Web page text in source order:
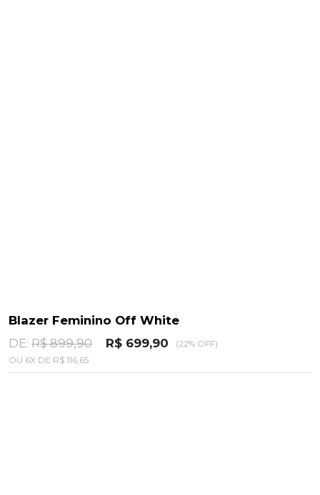
Blazer Feminino Off White
DE: R$ 899,90 R$ 699,90
(22% OFF)
OU 6X DE R$ 116,65